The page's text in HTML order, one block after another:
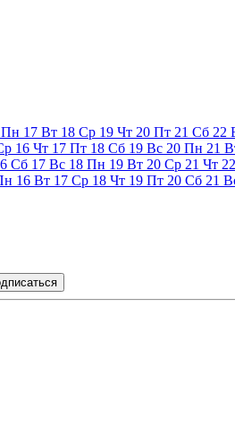
Пн 17 Вт 18 Ср 19 Чт 20 Пт 21 Сб 22
16 Чт 17 Пт 18 Сб 19 Вс 20 Пн 21
Сб 17 Вс 18 Пн 19 Вт 20 Ср 21 Чт 22
16 Вт 17 Ср 18 Чт 19 Пт 20 Сб 21